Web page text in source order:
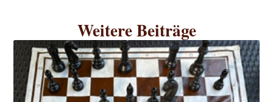
Weitere Beiträge